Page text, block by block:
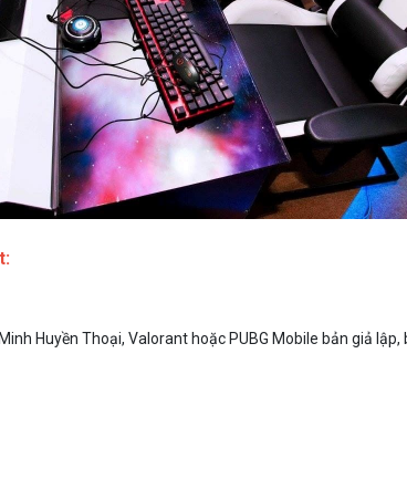
Huyền Thoại, Valorant hoặc PUBG Mobile bản giả lập,